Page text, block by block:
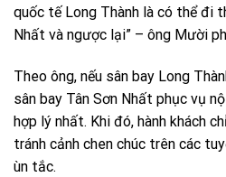
quốc tế Long Thành là có thể đi
Nhất và ngược lại” – ông Mười
Theo ông, nếu sân bay Long
sân bay Tân Sơn Nhất phục vụ
hợp lý nhất. Khi đó, hành khách
tránh cảnh chen chúc trên các
ùn tắc.